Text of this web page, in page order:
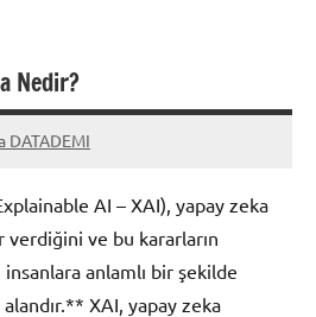
Nedir?
DATADEMI
AI – XAI), yapay zeka
verdiğini ve bu kararların
anlamlı bir şekilde
XAI, yapay zeka